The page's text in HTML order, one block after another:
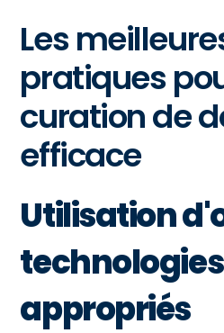
Les
pratiques
curation de
efficace
Utilisation
technologies
appropriés